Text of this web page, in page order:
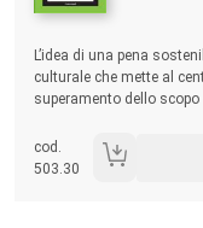
L’idea di una pena
culturale che mette al
superamento dello
diversi aspetti in cui si
cod.
503.30